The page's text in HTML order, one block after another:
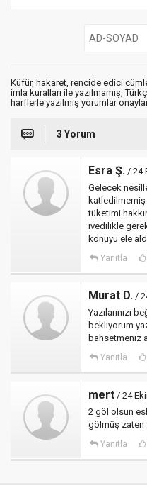
Küfür, hakaret, rencide edici
imla kuralları ile yazılmamış,
harflerle yazılmış yorumlar
3 Yorum
Esra Ş. / 24
Gelecek
katledilmemiş
tüketimi
ivedilikle
konuyu ele
Yanıtla
Murat D. /
Yazılarınızı
bekliyorum
bahsetmeniz
Yanıtla
mert / 24
2 göl olsun
gölmüş zaten
Yanıtla